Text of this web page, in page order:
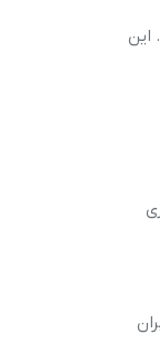
مدل‌های 50 سی‌سی هستند. این